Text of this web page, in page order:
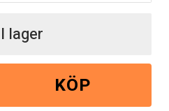
I lager
KÖP